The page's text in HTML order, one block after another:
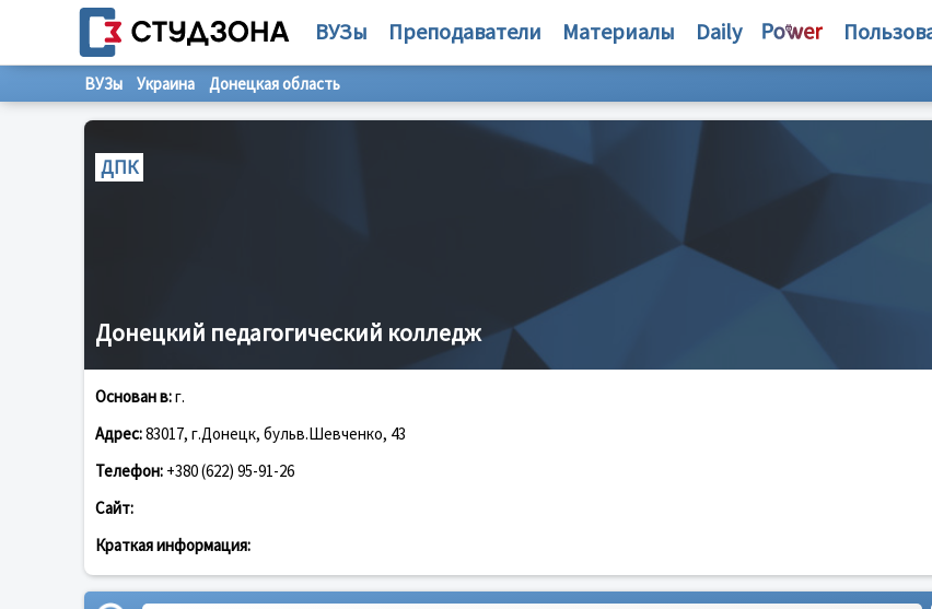
ВУЗы Преподаватели Материалы Daily
ВУЗы Украина Донецкая область
ДПК
Донецкий педагогический колледж
Основан в:г.
Адрес:83017, г.Донецк, бульв.Шевченко, 43
Телефон: +380 (622) 95-91-26
Сайт:
Краткая информация: